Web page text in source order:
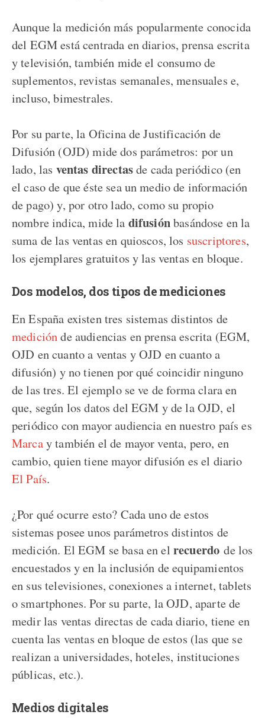
Aunque la medición más popularmente conocida
del EGM está centrada en diarios, prensa escrita
y televisión, también mide el consumo de
suplementos, revistas semanales, mensuales e,
incluso, bimestrales.
Por su parte, la Oficina de Justificación de
Difusión (OJD) mide dos parámetros: por un
lado, las ventas directasde cada periódico (en
el caso de que éste sea un medio de información
de pago) y, por otro lado, como su propio
nombre indica, mide la difusiónbasándose en la
suma de las ventas en quioscos, los suscriptores,
los ejemplares gratuitos y las ventas en bloque.
Dos modelos, dos tipos de mediciones
En España existen tres sistemas distintos de
mediciónde audiencias en prensa escrita (EGM,
OJD en cuanto a ventas y OJD en cuanto a
difusión) y no tienen por qué coincidir ninguno
de las tres. El ejemplo se ve de forma clara en
que, según los datos del EGM y de la OJD, el
periódico con mayor audiencia en nuestro país es
Marcay también el de mayor venta, pero, en
cambio, quien tiene mayor difusión es el diario
El País.
¿Por qué ocurre esto? Cada uno de estos
sistemas posee unos parámetros distintos de
medición. El EGM se basa en el recuerdo de los
encuestados y en la inclusión de equipamientos
en sus televisiones, conexiones a internet, tablets
o smartphones. Por su parte, la OJD, aparte de
medir las ventas directas de cada diario, tiene en
cuenta las ventas en bloque de estos (las que se
realizan a universidades, hoteles, instituciones
públicas, etc.).
Medios digitales